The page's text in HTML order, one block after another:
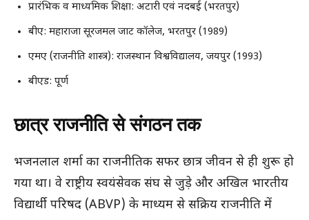
प्रारंभिक व माध्यमिक शिक्षा: अटारी एवं नदबई (भरतपुर)
बीए: महाराजा सूरजमल जाट कॉलेज, भरतपुर (1989)
एमए (राजनीति शास्त्र): राजस्थान विश्वविद्यालय, जयपुर (1993)
बीएड: पूर्ण
छात्र राजनीति से संगठन तक
भजनलाल शर्मा का राजनीतिक सफर छात्र जीवन से ही शुरू हो
गया था। वे राष्ट्रीय स्वयंसेवक संघ से जुड़े और अखिल भारतीय
विद्यार्थी परिषद (ABVP) के माध्यम से सक्रिय राजनीति में